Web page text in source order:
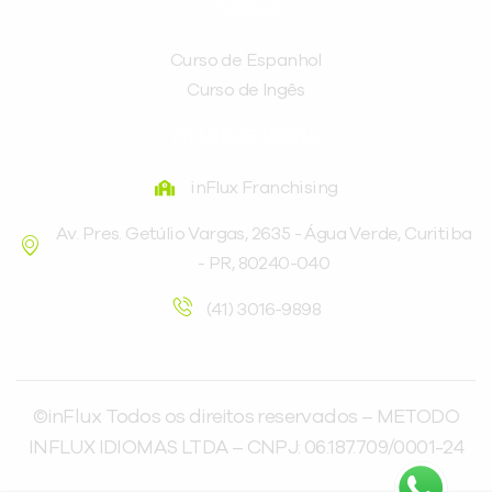
Curso de Espanhol
Curso de Ingês
inFlux Franchising
Av. Pres. Getúlio Vargas, 2635 - Água Verde, Curitiba
- PR, 80240-040
(41) 3016-9898
©inFlux Todos os direitos reservados – METODO
INFLUX IDIOMAS LTDA – CNPJ: 06.187.709/0001-24